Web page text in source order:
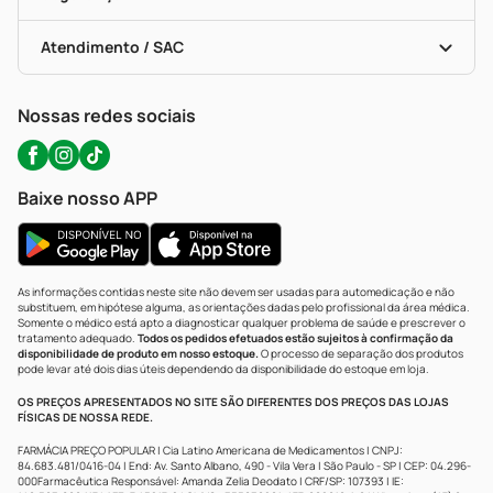
Troca E Devolução
Bulas De A A Z
Políticas De Marketplace
Testes Rápidos
Autoteste Covid-19
Certificado De Segurança
Portal Da Privacidade
Atendimento / SAC
WhatsApp (47) 9202-1687
Nossas redes sociais
Baixe nosso APP
As informações contidas neste site não devem ser usadas para automedicação e não
substituem, em hipótese alguma, as orientações dadas pelo profissional da área médica.
Somente o médico está apto a diagnosticar qualquer problema de saúde e prescrever o
tratamento adequado. Todos os pedidos efetuados estão sujeitos à confirmação da
disponibilidade de produto em nosso estoque.O processo de separação dos produtos
pode levar até dois dias úteis dependendo da disponibilidade do estoque em loja.
OS PREÇOS APRESENTADOS NO SITE SÃO DIFERENTES DOS PREÇOS DAS LOJAS
FÍSICAS DE NOSSA REDE.
FARMÁCIA PREÇO POPULAR | Cia Latino Americana de Medicamentos | CNPJ:
84.683.481/0416-04 | End: Av. Santo Albano, 490 - Vila Vera | São Paulo - SP | CEP: 04.296-
000Farmacêutica Responsável: Amanda Zelia Deodato | CRF/SP: 107393 | IE: